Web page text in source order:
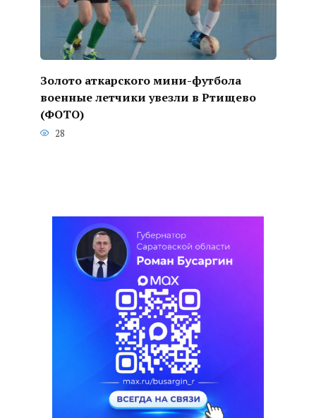
Золото аткарского мини-футбола
военные летчики увезли в Ртищево
(ФОТО)
28